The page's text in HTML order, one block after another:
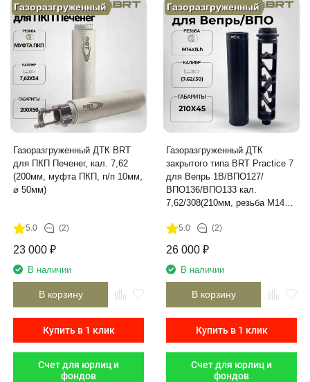
Газоразгруженный
Газоразгруженный ДТК BRT
для ПКП Печенег, кал. 7,62
(200мм, муфта ПКП, п/п 10мм,
⌀ 50мм)
5.0 (2)
23 000 ₽
В наличии
В корзину
Купить в 1 клик
Счет для юрлиц и
фондов
Газоразгруженный
Газоразгруженный ДТК
закрытого типа BRT Practice 7
для Вепрь 1В/ВПО127/
ВПО136/ВПО133 кал.
7,62/308(210мм, резьба М14х1
5.0 (2)
26 000 ₽
В наличии
В корзину
Купить в 1 клик
Счет для юрлиц и
фондов